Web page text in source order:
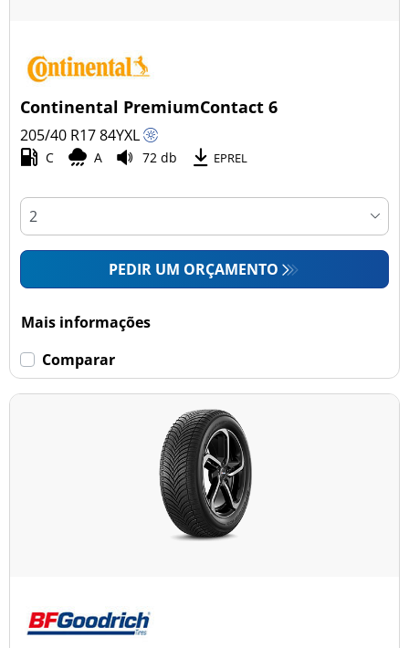
Continental PremiumContact 6
205/40 R1784YXL
C A 72 db EPREL
PEDIR UM ORÇAMENTO
Mais informações
Comparar